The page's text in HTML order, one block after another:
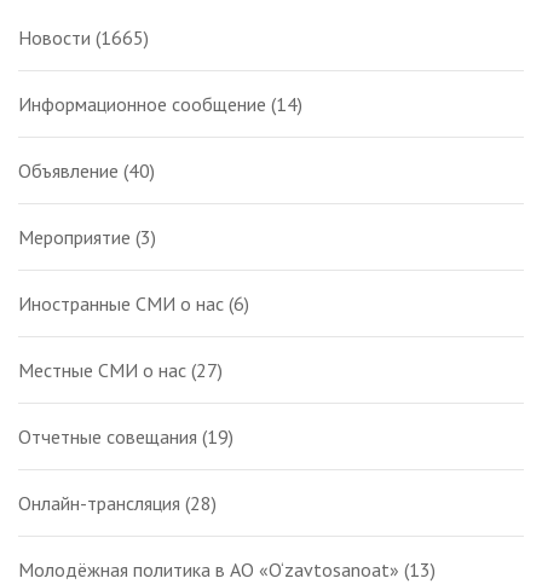
Новости (1665)
Информационное сообщение (14)
Объявление (40)
Мероприятие (3)
Иностранные СМИ о нас (6)
Местные СМИ о нас (27)
Отчетные совещания (19)
Онлайн-трансляция (28)
Молодёжная политика в АО «O‘zavtosanoat» (13)